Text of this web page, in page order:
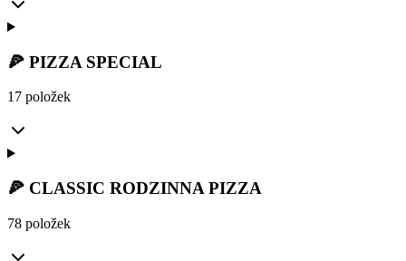
🍕 PIZZA SPECIAL
17 položek
🍕 CLASSIC RODZINNA PIZZA
78 položek